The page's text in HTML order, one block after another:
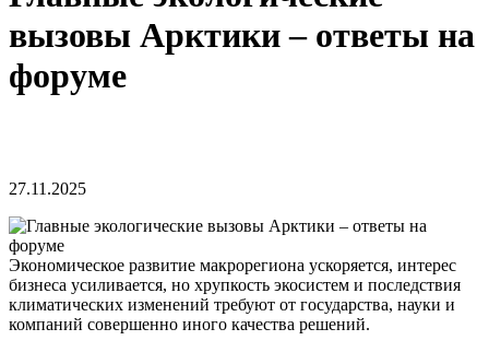
вызовы Арктики – ответы на
форуме
27.11.2025
Экономическое развитие макрорегиона ускоряется, интерес
бизнеса усиливается, но хрупкость экосистем и последствия
климатических изменений требуют от государства, науки и
компаний совершенно иного качества решений.